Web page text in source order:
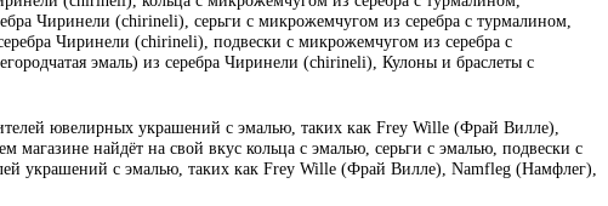
Чиринели (chirineli), серьги с микрожемчугом из серебра с турмалином,
Чиринели (chirineli), подвески с микрожемчугом из серебра с
эмаль) из серебра Чиринели (chirineli), Кулоны и браслеты с
ювелирных украшений с эмалью, таких как Frey Wille (Фрай Вилле),
найдёт на свой вкус кольца с эмалью, серьги с эмалью, подвески с
украшений с эмалью, таких как Frey Wille (Фрай Вилле), Namfleg (Намфлег),